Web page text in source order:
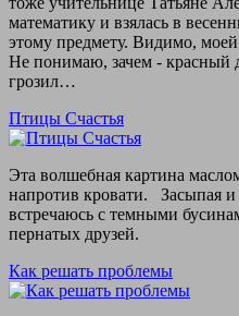
математику и взялась в
этому предмету. Видимо,
Не понимаю, зачем - красный
грозил…
Птицы Счастья
Эта волшебная картина
напротив кровати. Засыпая и
встречаюсь с темными
пернатых друзей.
Как решать проблемы